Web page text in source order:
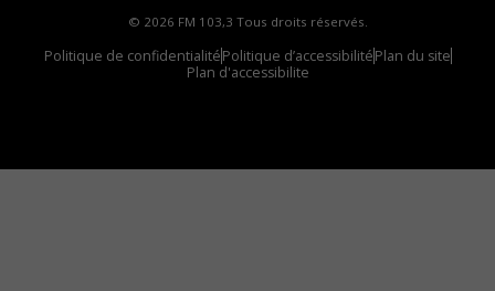
© 2026 FM 103,3 Tous droits réservés.
Politique de confidentialitéPolitique d’accessibilitéPlan du site
Plan d'accessibilite